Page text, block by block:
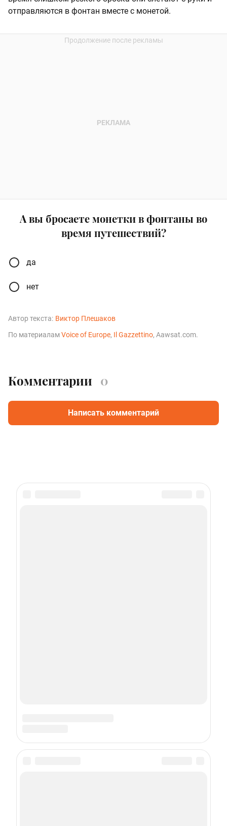
отправляются в фонтан вместе с монетой.
А вы бросаете монетки в фонтаны во
время путешествий?
да
нет
Автор текста: Виктор Плешаков
По материаламVoice of Europe, Il Gazzettino, Aawsat.com.
Комментарии 0
Написать комментарий